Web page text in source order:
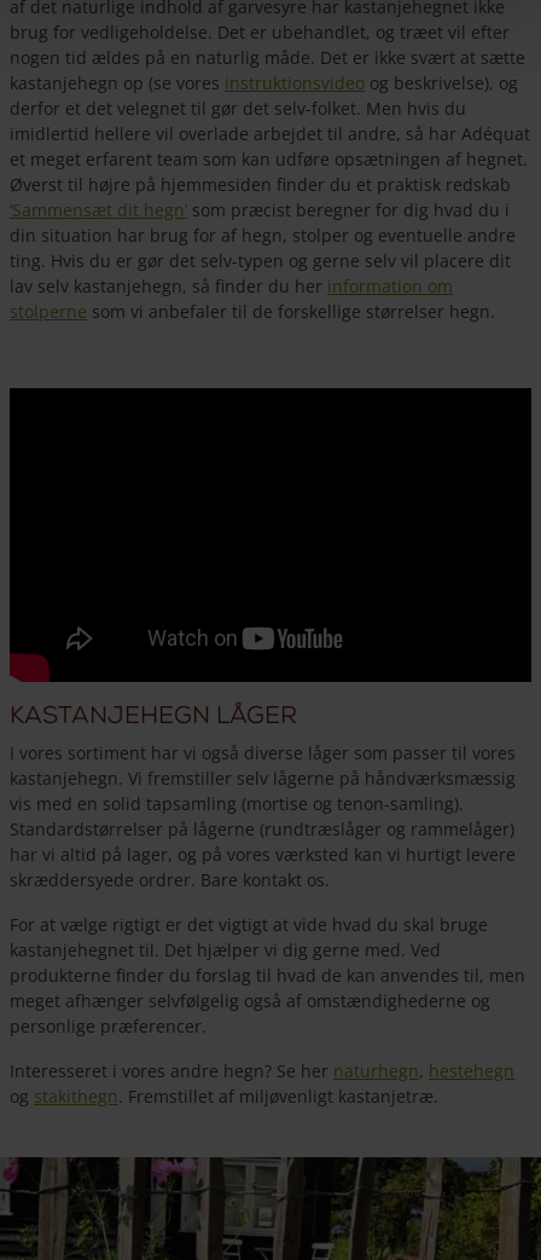
af det naturlige indhold af garvesyre har kastanjehegnet ikke
brug for vedligeholdelse. Det er ubehandlet, og træet vil efter
nogen tid ældes på en naturlig måde. Det er ikke svært at sætte
kastanjehegn op (se vores instruktionsvideo og beskrivelse), og
derfor et det velegnet til gør det selv-folket. Men hvis du
imidlertid hellere vil overlade arbejdet til andre, så har Adéquat
et meget erfarent team som kan udføre opsætningen af hegnet.
Øverst til højre på hjemmesiden finder du et praktisk redskab
‘Sammensæt dit hegn’ som præcist beregner for dig hvad du i
din situation har brug for af hegn, stolper og eventuelle andre
ting. Hvis du er gør det selv-typen og gerne selv vil placere dit
lav selv kastanjehegn, så finder du her information om
stolperne som vi anbefaler til de forskellige størrelser hegn.
Kastanjehegn låger
I vores sortiment har vi også diverse låger som passer til vores
kastanjehegn. Vi fremstiller selv lågerne på håndværksmæssig
vis med en solid tapsamling (mortise og tenon-samling).
Standardstørrelser på lågerne (rundtræslåger og rammelåger)
har vi altid på lager, og på vores værksted kan vi hurtigt levere
skræddersyede ordrer. Bare kontakt os.
For at vælge rigtigt er det vigtigt at vide hvad du skal bruge
kastanjehegnet til. Det hjælper vi dig gerne med. Ved
produkterne finder du forslag til hvad de kan anvendes til, men
meget afhænger selvfølgelig også af omstændighederne og
personlige præferencer.
Interesseret i vores andre hegn? Se her naturhegn, hestehegn
og stakithegn. Fremstillet af miljøvenligt kastanjetræ.